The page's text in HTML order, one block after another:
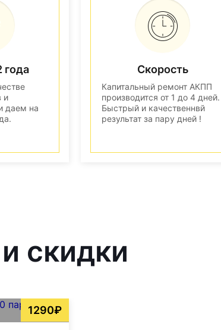
года
и
даем на
Скорость
Капитальный ремонт АКПП
производится от 1 до 4 дней.
Быстрый и качественнвй
результат за пару дней !
скидки
1290₽